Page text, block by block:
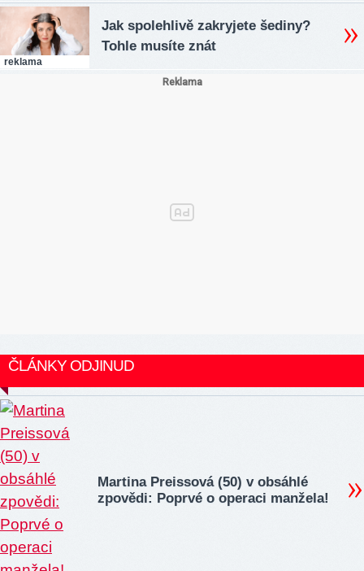
reklama
Jak spolehlivě zakryjete šediny?
Tohle musíte znát
ČLÁNKY ODJINUD
Martina Preissová (50) v obsáhlé
zpovědi: Poprvé o operaci manžela!